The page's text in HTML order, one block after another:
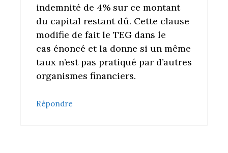
indemnité de 4% sur ce montant
du capital restant dû. Cette clause
modifie de fait le TEG dans le
cas énoncé et la donne si un même
taux n’est pas pratiqué par d’autres
organismes financiers.
Répondre